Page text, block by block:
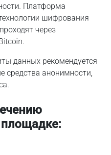
Платформа
шифрования
через
данных рекомендуется
средства анонимности,
площадке: